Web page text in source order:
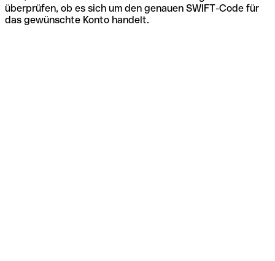
überprüfen, ob es sich um den genauen SWIFT-Code für
das gewünschte Konto handelt.